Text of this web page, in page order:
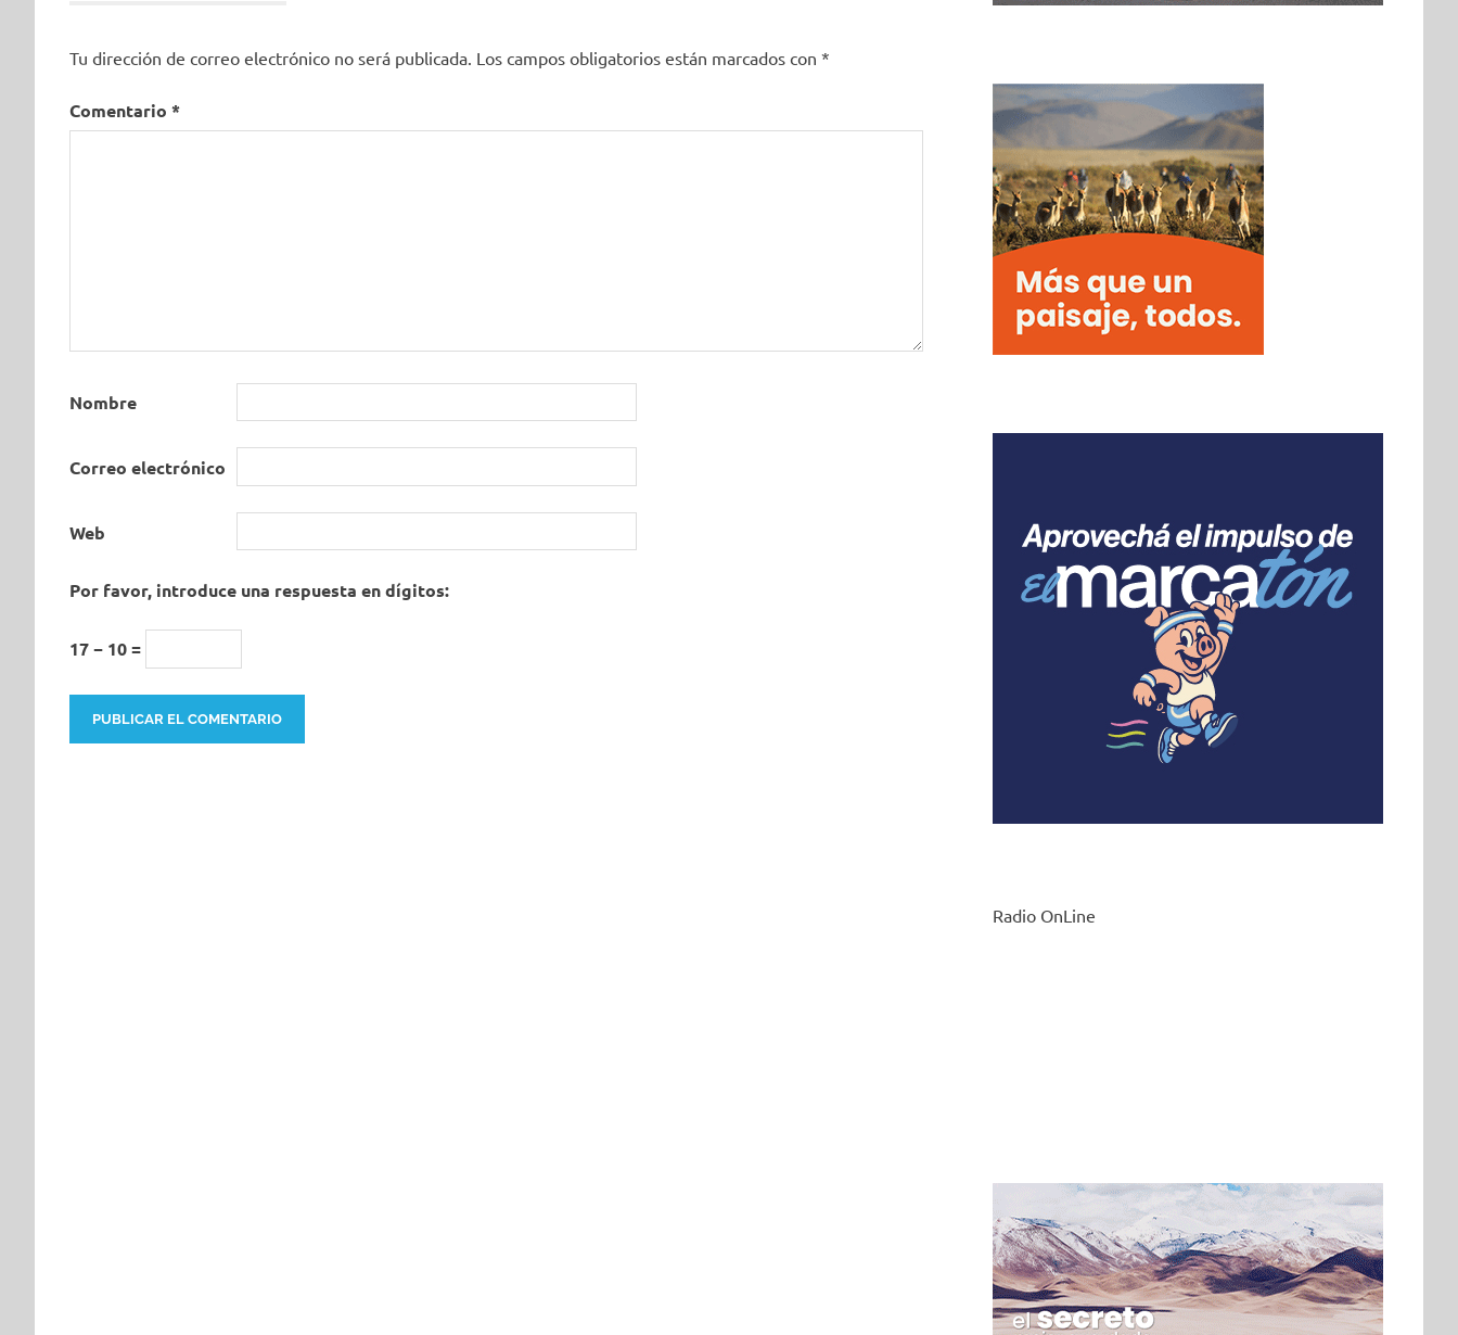
Tu dirección de correo electrónico no será publicada. Los campos obligatorios están marcados con *
Comentario *
Nombre
Correo electrónico
Web
Por favor, introduce una respuesta en dígitos:
17 − 10 =
Radio OnLine